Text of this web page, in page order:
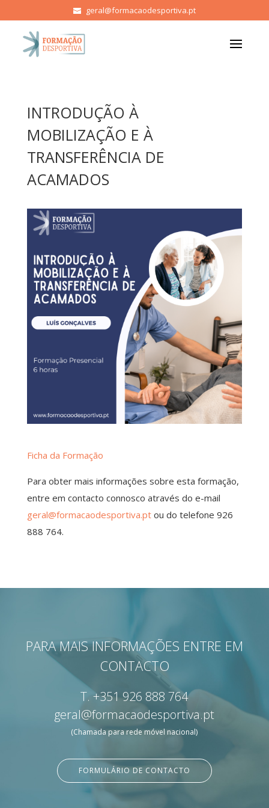
geral@formacaodesportiva.pt
INTRODUÇÃO À
MOBILIZAÇÃO E À
TRANSFERÊNCIA DE
ACAMADOS
Ficha da Formação
Para obter mais informações sobre esta formação,
entre em contacto connosco através do e-mail
geral@formacaodesportiva.ptou do telefone 926
888 764.
PARA MAIS INFORMAÇÕES ENTRE EM
CONTACTO
T.+351 926 888 764
geral@formacaodesportiva.pt
(Chamada para rede móvel nacional)
FORMULÁRIO DE CONTACTO